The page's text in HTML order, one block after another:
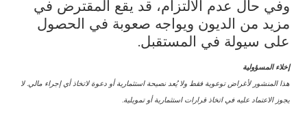
وفي حال عدم الالتزام، قد يقع المقترض في
مزيد من الديون ويواجه صعوبة في الحصول
على سيولة في المستقبل.
إخلاء المسؤولية
هذا المنشور لأغراض توعوية فقط ولا يُعد نصيحة استثمارية أو دعوة لاتخاذ أي إجراء مالي. لا
يجوز الاعتماد عليه في اتخاذ قرارات استثمارية أو تمويلية.